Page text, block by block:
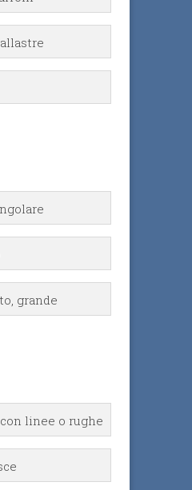
grande
linee o rughe